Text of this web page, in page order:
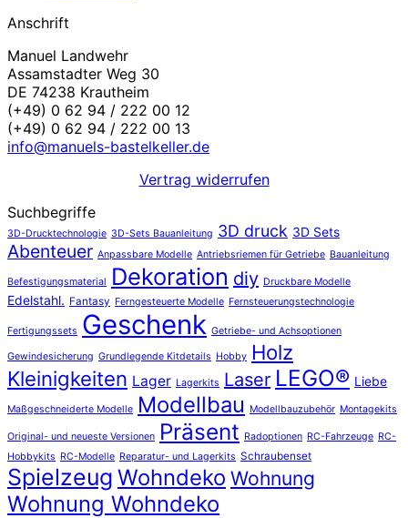
Anschrift
Manuel Landwehr
Assamstadter Weg 30
DE 74238 Krautheim
(+49) 0 62 94 / 222 00 12
(+49) 0 62 94 / 222 00 13
info@manuels-bastelkeller.de
Vertrag widerrufen
Suchbegriffe
3D-Drucktechnologie 3D-Sets Bauanleitung 3D druck 3D Sets
Abenteuer Anpassbare Modelle Antriebsriemen für Getriebe Bauanleitung
Befestigungsmaterial Dekoration diy Druckbare Modelle
Edelstahl. Fantasy Ferngesteuerte Modelle Fernsteuerungstechnologie
Fertigungssets Geschenk Getriebe- und Achsoptionen
Gewindesicherung Grundlegende Kitdetails Hobby Holz
Kleinigkeiten Lager Lagerkits Laser LEGO® Liebe
Maßgeschneiderte Modelle Modellbau Modellbauzubehör Montagekits
Original- und neueste Versionen Präsent Radoptionen RC-Fahrzeuge RC-
Hobbykits RC-Modelle Reparatur- und Lagerkits Schraubenset
Spielzeug Wohndeko Wohnung
Wohnung Wohndeko